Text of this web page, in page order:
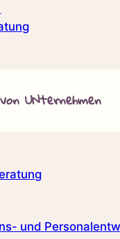
UNternehmen
und